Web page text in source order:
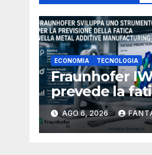
ECONOMIA TECNOLOGIA
Fraunhofer
prevede la
dei
metallici
3D
AGO 6, 2026